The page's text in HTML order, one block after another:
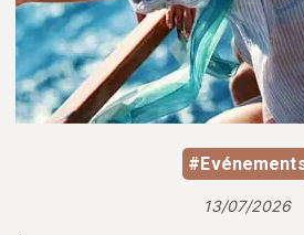
13/07/2026